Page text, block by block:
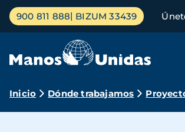
Pasar
contenido
Menú
principal
900 811 888 BIZUM 33439
Ruta
Inicio Dónde trabajamos